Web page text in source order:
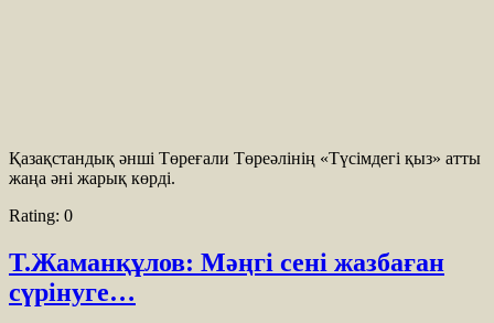
Қазақстандық әнші Төреғали Төреәлінің «Түсімдегі қыз» атты
жаңа әні жарық көрді.
Rating: 0
Т.Жаманқұлов: Мәңгі сені жазбаған
сүрінуге…